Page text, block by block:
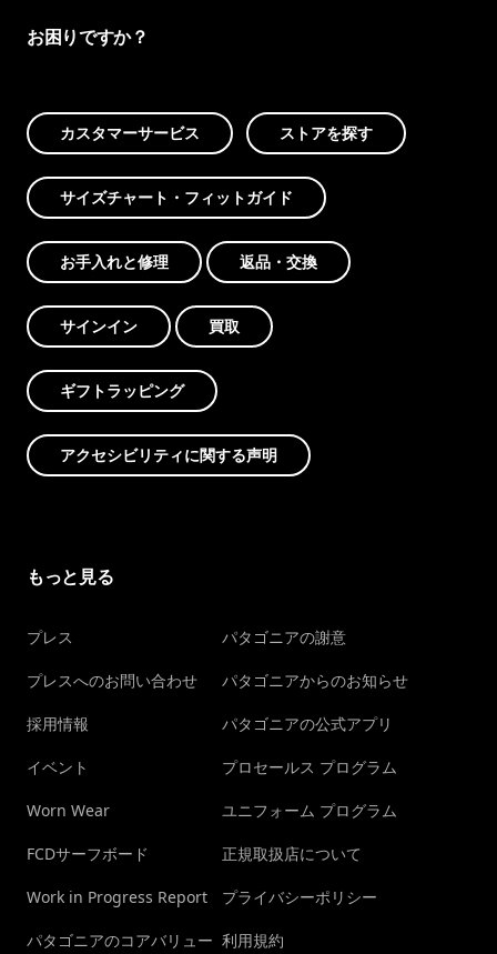
お困りですか？
カスタマーサービス ストアを探す
サイズチャート・フィットガイド
お手入れと修理 返品・交換
サインイン 買取
ギフトラッピング
アクセシビリティに関する声明
もっと見る
プレス
プレスへのお問い合わせ
採用情報
イベント
Worn Wear
FCDサーフボード
Work in Progress Report
パタゴニアのコアバリュー
パタゴニアの謝意
パタゴニアからのお知らせ
パタゴニアの公式アプリ
プロセールス プログラム
ユニフォーム プログラム
正規取扱店について
プライバシーポリシー
利用規約